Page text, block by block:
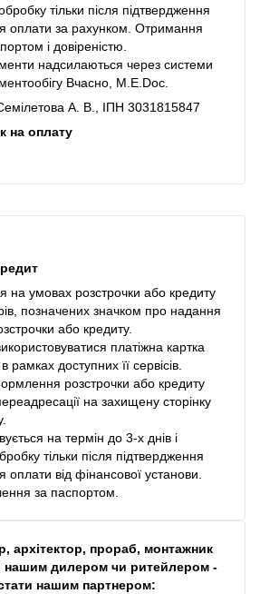
тільки після підтвердження
оплати за рахунком. Отримання
і довіреністю.
надсилаються через системи
Вчасно, M.E.Doc.
А. В., ІПН 3031815847
на оплату
на умовах розстрочки або кредиту
позначених значком про надання
або кредиту.
платіжна картка
рамках доступних її сервісів.
розстрочки або кредиту
на захищену сторінку
на термін до 3-х днів і
тільки після підтвердження
від фінансової установи.
за паспортом.
архітектор, прораб, монтажник
нашим дилером чи ритейлером -
нашим партнером: